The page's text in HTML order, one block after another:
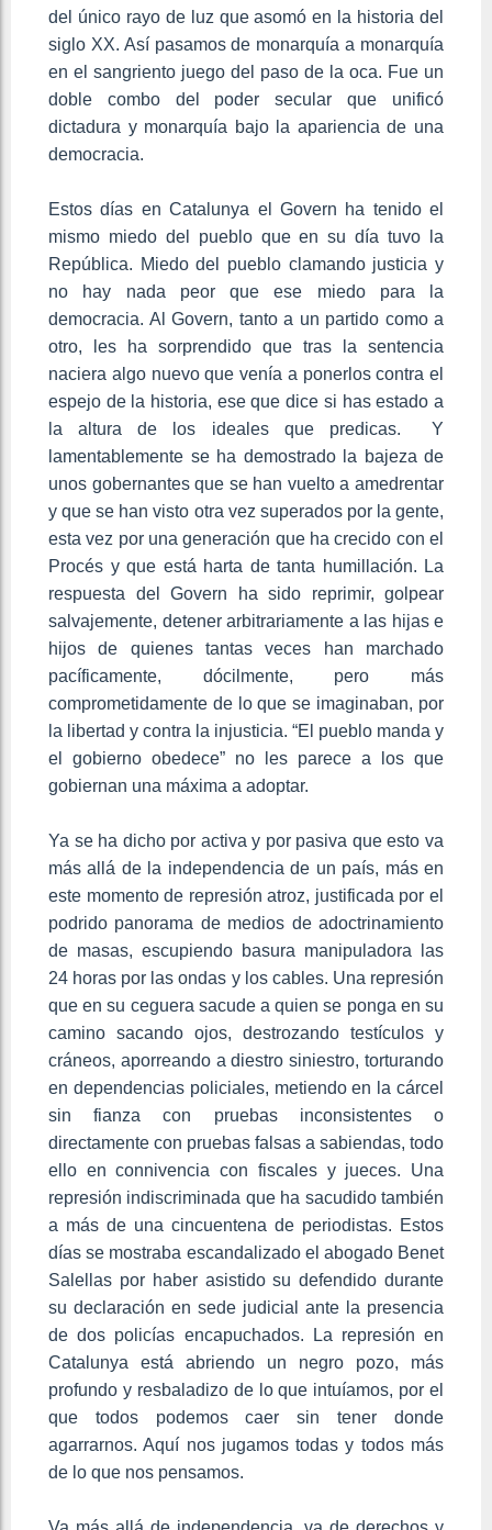
del único rayo de luz que asomó en la historia del
siglo XX. Así pasamos de monarquía a monarquía
en el sangriento juego del paso de la oca. Fue un
doble combo del poder secular que unificó
dictadura y monarquía bajo la apariencia de una
democracia.
Estos días en Catalunya el Govern ha tenido el
mismo miedo del pueblo que en su día tuvo la
República. Miedo del pueblo clamando justicia y
no hay nada peor que ese miedo para la
democracia. Al Govern, tanto a un partido como a
otro, les ha sorprendido que tras la sentencia
naciera algo nuevo que venía a ponerlos contra el
espejo de la historia, ese que dice si has estado a
la altura de los ideales que predicas. Y
lamentablemente se ha demostrado la bajeza de
unos gobernantes que se han vuelto a amedrentar
y que se han visto otra vez superados por la gente,
esta vez por una generación que ha crecido con el
Procés y que está harta de tanta humillación. La
respuesta del Govern ha sido reprimir, golpear
salvajemente, detener arbitrariamente a las hijas e
hijos de quienes tantas veces han marchado
pacíficamente, dócilmente, pero más
comprometidamente de lo que se imaginaban, por
la libertad y contra la injusticia. “El pueblo manda y
el gobierno obedece” no les parece a los que
gobiernan una máxima a adoptar.
Ya se ha dicho por activa y por pasiva que esto va
más allá de la independencia de un país, más en
este momento de represión atroz, justificada por el
podrido panorama de medios de adoctrinamiento
de masas, escupiendo basura manipuladora las
24 horas por las ondas y los cables. Una represión
que en su ceguera sacude a quien se ponga en su
camino sacando ojos, destrozando testículos y
cráneos, aporreando a diestro siniestro, torturando
en dependencias policiales, metiendo en la cárcel
sin fianza con pruebas inconsistentes o
directamente con pruebas falsas a sabiendas, todo
ello en connivencia con fiscales y jueces. Una
represión indiscriminada que ha sacudido también
a más de una cincuentena de periodistas. Estos
días se mostraba escandalizado el abogado Benet
Salellas por haber asistido su defendido durante
su declaración en sede judicial ante la presencia
de dos policías encapuchados. La represión en
Catalunya está abriendo un negro pozo, más
profundo y resbaladizo de lo que intuíamos, por el
que todos podemos caer sin tener donde
agarrarnos. Aquí nos jugamos todas y todos más
de lo que nos pensamos.